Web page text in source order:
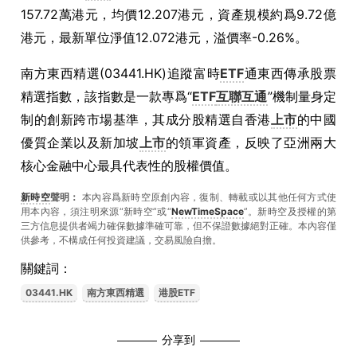
157.72萬港元，均價12.207港元，資產規模約爲9.72億
港元，最新單位淨值12.072港元，溢價率-0.26%。
南方東西精選(03441.HK)追蹤富時ETF通東西傳承股票
精選指數，該指數是一款專爲“ETF互聯互通”機制量身定
制的創新跨市場基準，其成分股精選自香港上市的中國
優質企業以及新加坡上市的領軍資產，反映了亞洲兩大
核心金融中心最具代表性的股權價值。
新時空聲明： 本內容爲新時空原創內容，復制、轉載或以其他任何方式使
用本內容，須注明來源“新時空”或“NewTimeSpace”。新時空及授權的第
三方信息提供者竭力確保數據準確可靠，但不保證數據絕對正確。本內容僅
供參考，不構成任何投資建議，交易風險自擔。
關鍵詞：
03441.HK 南方東西精選 港股ETF
分享到